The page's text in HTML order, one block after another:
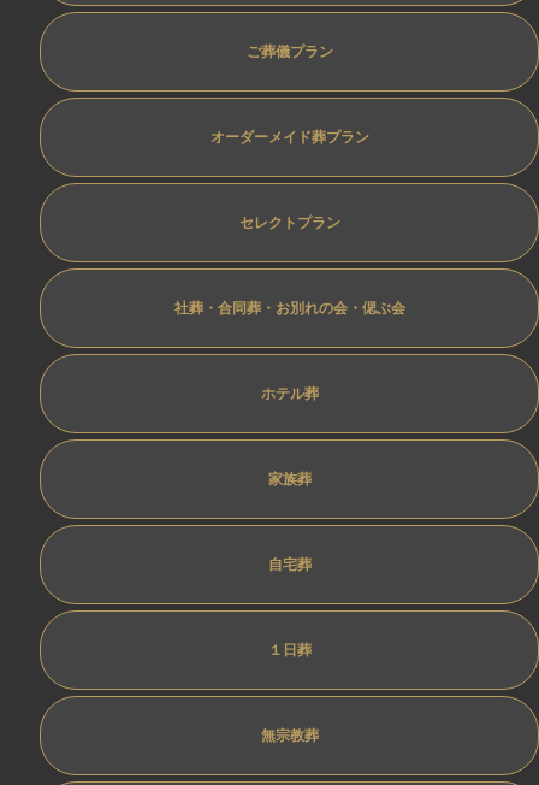
ご葬儀プラン
オーダーメイド葬プラン
セレクトプラン
社葬・合同葬・お別れの会・偲ぶ会
ホテル葬
家族葬
自宅葬
１日葬
無宗教葬